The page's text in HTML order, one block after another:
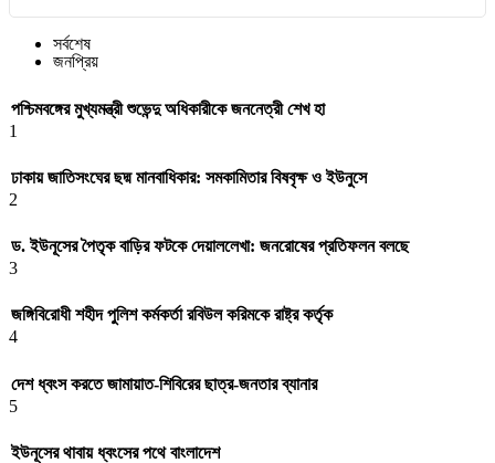
সর্বশেষ
জনপ্রিয়
পশ্চিমবঙ্গের মুখ্যমন্ত্রী শুভেন্দু অধিকারীকে জননেত্রী শেখ হা
1
ঢাকায় জাতিসংঘের ছদ্ম মানবাধিকার: সমকামিতার বিষবৃক্ষ ও ইউনুসে
2
ড. ইউনূসের পৈতৃক বাড়ির ফটকে দেয়াললেখা: জনরোষের প্রতিফলন বলছে
3
জঙ্গিবিরোধী শহীদ পুলিশ কর্মকর্তা রবিউল করিমকে রাষ্ট্র কর্তৃক
4
দেশ ধ্বংস করতে জামায়াত-শিবিরের ছাত্র-জনতার ব্যানার
5
ইউনূসের থাবায় ধ্বংসের পথে বাংলাদেশ